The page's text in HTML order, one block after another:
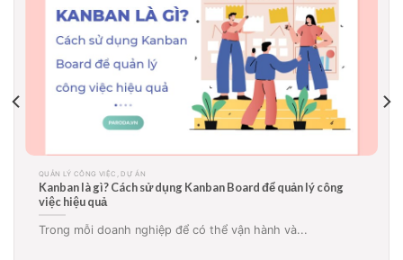
QUẢN LÝ CÔNG VIỆC, DỰ ÁN
Sơ đồ Gantt là gì? Ứng dụng biểu đồ gantt trong quản lý dự
án, công việc hiệu quả
Sơ đồ Gantt là gì? Tại sao rất nhiều doanh...